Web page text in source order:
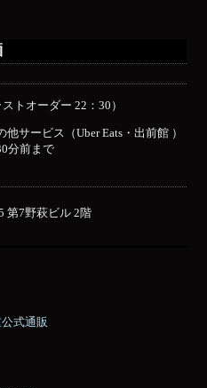
トオーダー 22：30）
サービス（Uber Eats・出前館 ）
分前まで
第7野萩ビル 2階
式通販